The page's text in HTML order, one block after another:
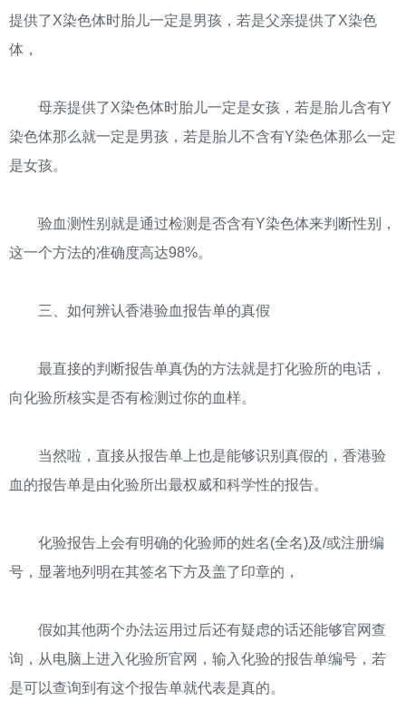
提供了X染色体时胎儿一定是男孩，若是父亲提供了X染色
体，
母亲提供了X染色体时胎儿一定是女孩，若是胎儿含有Y
染色体那么就一定是男孩，若是胎儿不含有Y染色体那么一定
是女孩。
验血测性别就是通过检测是否含有Y染色体来判断性别，
这一个方法的准确度高达98%。
三、如何辨认香港验血报告单的真假
最直接的判断报告单真伪的方法就是打化验所的电话，
向化验所核实是否有检测过你的血样。
当然啦，直接从报告单上也是能够识别真假的，香港验
血的报告单是由化验所出最权威和科学性的报告。
化验报告上会有明确的化验师的姓名(全名)及/或注册编
号，显著地列明在其签名下方及盖了印章的，
假如其他两个办法运用过后还有疑虑的话还能够官网查
询，从电脑上进入化验所官网，输入化验的报告单编号，若
是可以查询到有这个报告单就代表是真的。